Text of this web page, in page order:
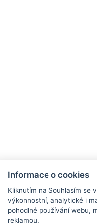
Informace o cookies
Kliknutím na Souhlasím se
výkonnostní, analytické i
pohodlné používání webu,
reklamou.